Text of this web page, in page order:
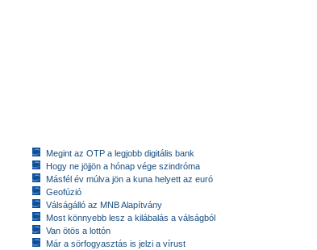
Megint az OTP a legjobb digitális bank
Hogy ne jöjjön a hónap vége szindróma
Másfél év múlva jön a kuna helyett az euró
Geofúzió
Válságálló az MNB Alapítvány
Most könnyebb lesz a kilábalás a válságból
Van ötös a lottón
Már a sörfogyasztás is jelzi a vírust